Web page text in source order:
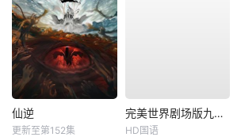
仙逆
更新至第152集
完美世界剧场版九劫焚天
HD国语